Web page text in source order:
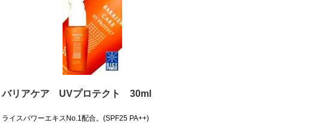
バリアケア UVプロテクト 30ml
ライスパワーエキスNo.1配合。(SPF25 PA++)